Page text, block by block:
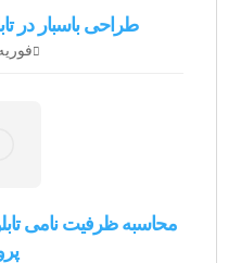
طراحی باسبار در
فوریه 28,
محاسبه ظرفیت نامی